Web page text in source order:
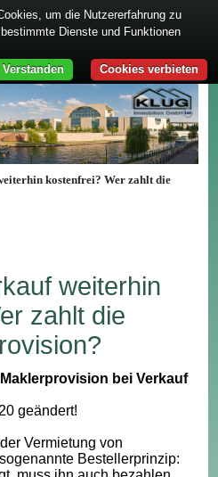
kostenfrei? Wer zahlt die
weiterhin
zahlt die
bei Verkauf
geändert!
Vermietung von
Bestellerprinzip:
um die Nutzererfahrung zu
Dienste und Funktionen
Cookies verbieten
Verstanden